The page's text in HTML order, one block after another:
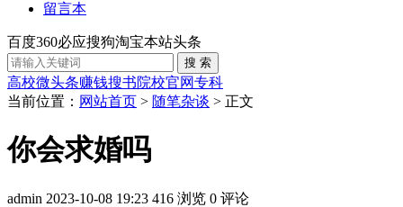
留言本
百度360必应搜狗淘宝本站头条
高校微头条赚钱搜书院校官网专科
当前位置： 网站首页 > 随笔杂谈 > 正文
你会求婚吗
admin 2023-10-08 19:23 416 浏览 0 评论